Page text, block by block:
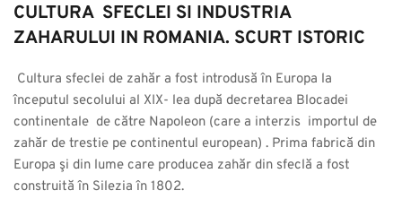
CULTURA  SFECLEI SI INDUSTRIA
ZAHARULUI IN ROMANIA. SCURT ISTORIC
începutul secolului al XIX- lea după decretarea Blocadei
continentale  de către Napoleon (care a interzis  importul de
zahăr de trestie pe continentul european) . Prima fabrică din
Europa şi din lume care producea zahăr din sfeclă a fost
construită în Silezia în 1802.